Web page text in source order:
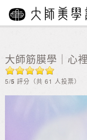
大師筋膜學｜心
5/5 評分（共 61 人投票）